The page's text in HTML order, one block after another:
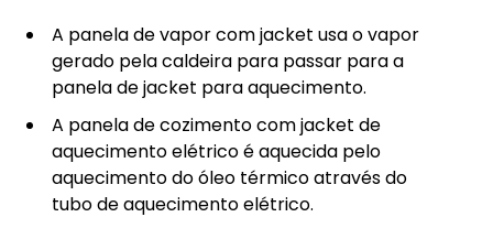
A panela de vapor com jacket usa o vapor
gerado pela caldeira para passar para a
panela de jacket para aquecimento.
A panela de cozimento com jacket de
aquecimento elétrico é aquecida pelo
aquecimento do óleo térmico através do
tubo de aquecimento elétrico.